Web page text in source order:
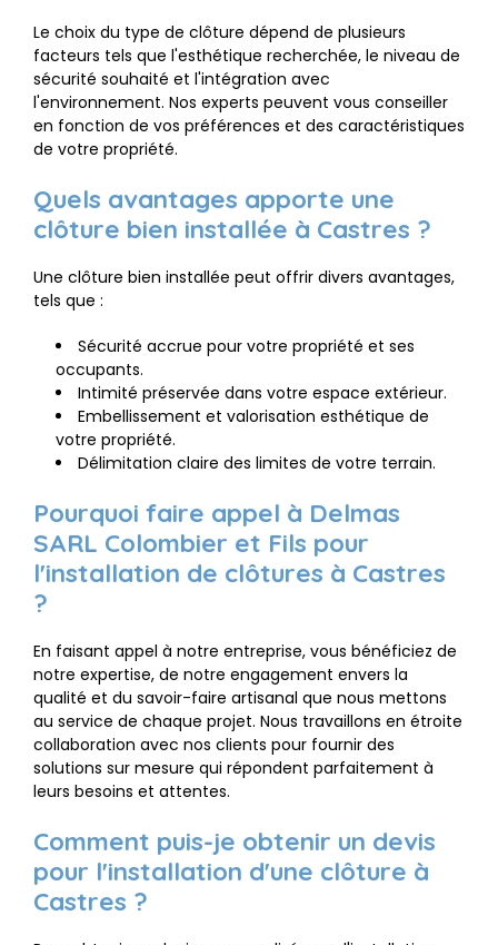
Le choix du type de clôture dépend de plusieurs
facteurs tels que l'esthétique recherchée, le niveau de
sécurité souhaité et l'intégration avec
l'environnement. Nos experts peuvent vous conseiller
en fonction de vos préférences et des caractéristiques
de votre propriété.
Quels avantages apporte une
clôture bien installée à Castres ?
Une clôture bien installée peut offrir divers avantages,
tels que :
Sécurité accrue pour votre propriété et ses
occupants.
Intimité préservée dans votre espace extérieur.
Embellissement et valorisation esthétique de
votre propriété.
Délimitation claire des limites de votre terrain.
Pourquoi faire appel à Delmas
SARL Colombier et Fils pour
l'installation de clôtures à Castres
?
En faisant appel à notre entreprise, vous bénéficiez de
notre expertise, de notre engagement envers la
qualité et du savoir-faire artisanal que nous mettons
au service de chaque projet. Nous travaillons en étroite
collaboration avec nos clients pour fournir des
solutions sur mesure qui répondent parfaitement à
leurs besoins et attentes.
Comment puis-je obtenir un devis
pour l'installation d'une clôture à
Castres ?